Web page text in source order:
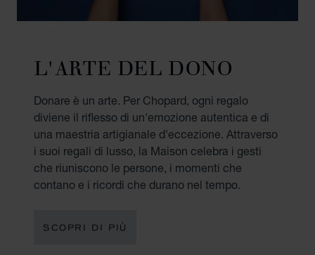
L'ARTE DEL DONO
Donare è un arte. Per Chopard, ogni regalo
diviene il riflesso di un'emozione autentica e di
una maestria artigianale d'eccezione. Attraverso
i suoi regali di lusso, la Maison celebra i gesti
che riuniscono le persone, i momenti che
contano e i ricordi che durano nel tempo.
SCOPRI DI PIÙ